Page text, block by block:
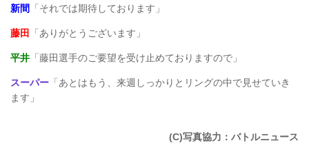
新間 「それでは期待しております」
藤田 「ありがとうございます」
平井 「藤田選手のご要望を受け止めておりますので」
スーパー 「あとはもう、来週しっかりとリングの中で見せていき
ます」
(C)写真協力：バトルニュース